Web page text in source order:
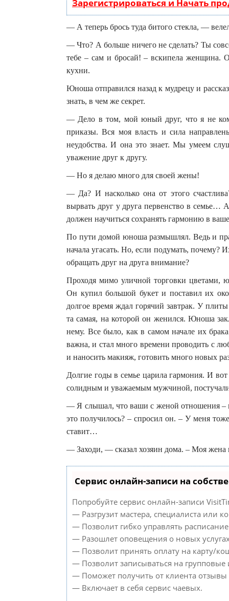
Зарегистрироваться и Начать
— А теперь брось туда битого стекла, —
— Что? А больше ничего не сделать? Ты
тебе – сам и бросай! – вскипела женщина.
кухни.
Юноша отправился назад к мудрецу и
знать, в чем же секрет.
— Дело в том, мой юный друг, что я не
приказы. Вся моя власть и сила
неудобства. И она это знает. Мы умеем
уважение друг к другу.
— Но я делаю много для своей жены!
— Да? И насколько она от этого
вырвать друг у друга первенство в семье…
должен научиться сохранять гармонию в
По пути домой юноша размышлял. Ведь и
начала угасать. Но, если подумать, почему?
обращать друг на друга внимание?
Проходя мимо уличной торговки цветами,
Он купил большой букет и поставил их
долгое время ждал горячий завтрак. У
та самая, на которой он женился. Юноша
нему. Все было, как в самом начале их
важна, и стал много времени проводить с
и наносить макияж, готовить много новых
Долгие годы в семье царила гармония. И
солидным и уважаемым мужчиной,
— Я слышал, что ваши с женой отношения –
это получилось? – спросил он. – У меня
ставит…
— Заходи, — сказал хозяин дома. – Моя жена
Сервис онлайн-записи на
Попробуйте сервис онлайн-записи
— Разгрузит мастера, специалиста или
— Позволит гибко управлять
— Разошлет оповещения о новых
— Позволит принять оплату на карту/
— Позволит записываться на
— Поможет получить от клиента отзывы
— Включает в себя сервис чаевых.